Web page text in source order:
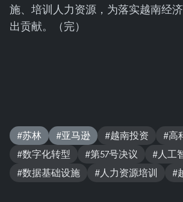
施、培训人力资源，为落实越南经
出贡献。（完）
#苏林 #亚马逊 #越南投资
#高
#数字化转型
#第57号决议
#人工
#数据基础设施
#人力资源培训 #